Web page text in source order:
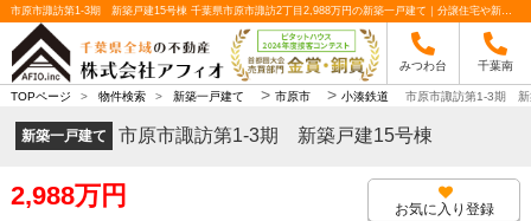
市原市諏訪第1-3期 新築戸建15号棟 千葉県市原市諏訪2丁目2,988万円の新築一戸建て｜分譲住宅や新築物件｜株式会社アフィオ
みつわ台 千葉南
TOPページ > 物件検索 > 新築一戸建て > 市原市 > 小湊鉄道 市原市諏訪第1-3期 新
新築一戸建て 市原市諏訪第1-3期 新築戸建15号棟
2,988万円 お気に入り登録